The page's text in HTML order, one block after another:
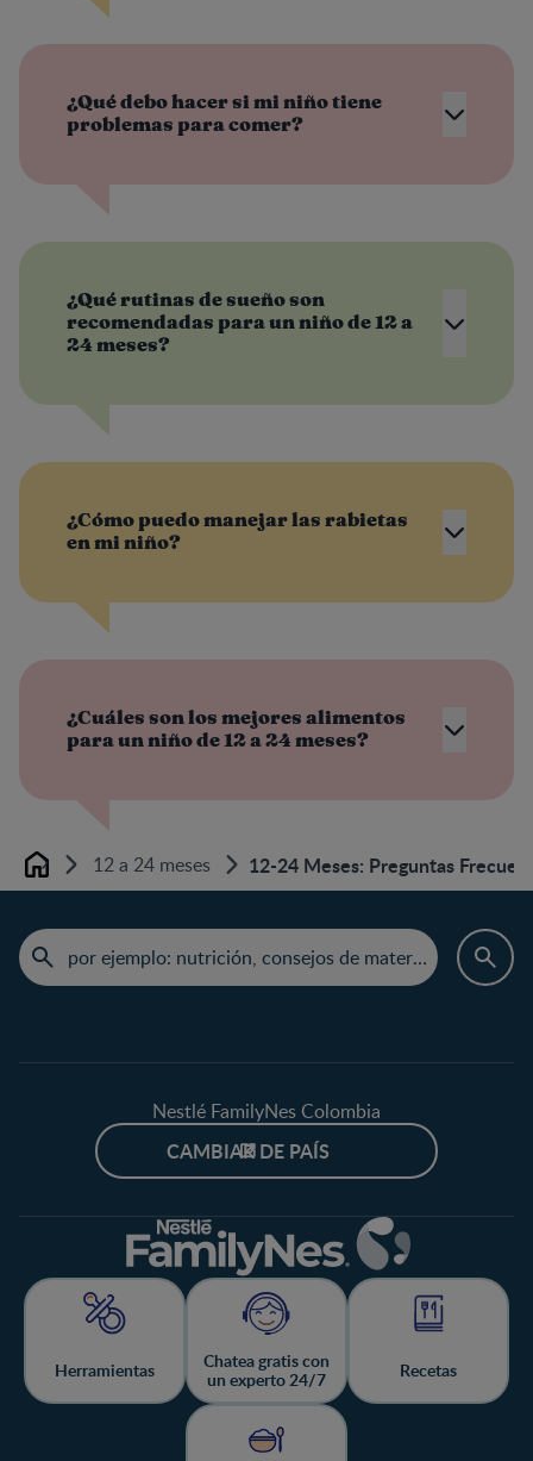
¿Qué debo hacer si mi niño tiene
problemas para comer?
¿Qué rutinas de sueño son
recomendadas para un niño de 12 a
24 meses?
¿Cómo puedo manejar las rabietas
en mi niño?
¿Cuáles son los mejores alimentos
para un niño de 12 a 24 meses?
Home 12 a 24 meses 12-24 Meses: Preguntas
Nestlé FamilyNes Colombia
CAMBIAR DE PAÍS
Herramientas
Chatea gratis con
un experto 24/7
Recetas